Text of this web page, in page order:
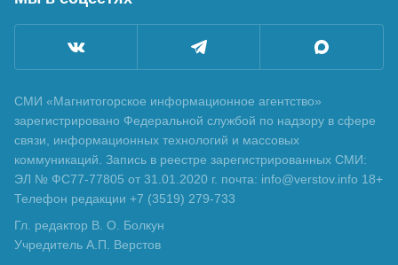
СМИ «Магнитогорское информационное агентство»
зарегистрировано Федеральной службой по надзору в сфере
связи, информационных технологий и массовых
коммуникаций. Запись в реестре зарегистрированных СМИ:
ЭЛ № ФС77-77805 от 31.01.2020 г. почта: info@verstov.info 18+
Телефон редакции +7 (3519) 279-733
Гл. редактор В. О. Болкун
Учредитель А.П. Верстов